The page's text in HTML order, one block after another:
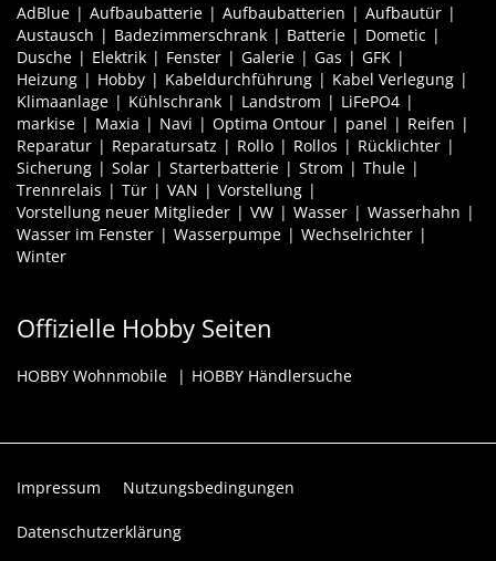
AdBlue Aufbaubatterie Aufbaubatterien
Aufbautür
Austausch
Badezimmerschrank Batterie
Dometic
Dusche
Elektrik Fenster Galerie Gas
GFK
Heizung
Hobby Kabeldurchführung
Kabel Verlegung
Klimaanlage
Kühlschrank Landstrom
LiFePO4
markise
Maxia Navi Optima Ontour panel
Reifen
Reparatur
Reparatursatz Rollo Rollos
Rücklichter
Sicherung
Solar Starterbatterie Strom
Thule
Trennrelais
Tür VAN
Vorstellung
Vorstellung neuer Mitglieder
VW Wasser
Wasserhahn
Wasser im Fenster
Wasserpumpe
Wechselrichter
Winter
Offizielle Hobby Seiten
HOBBY Wohnmobile HOBBY Händlersuche
Impressum Nutzungsbedingungen
Datenschutzerklärung